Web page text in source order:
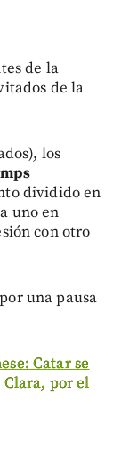
de la
de la
los
dividido en
uno en
con otro
una pausa
Catar se
Clara, por el